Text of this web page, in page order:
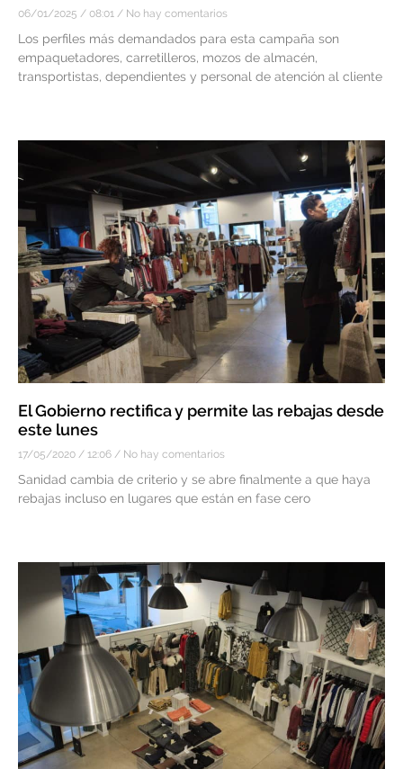
06/01/2025 08:01 No hay comentarios
Los perfiles más demandados para esta campaña son
empaquetadores, carretilleros, mozos de almacén,
transportistas, dependientes y personal de atención al cliente
El Gobierno rectifica y permite las rebajas desde
este lunes
17/05/2020 12:06 No hay comentarios
Sanidad cambia de criterio y se abre finalmente a que haya
rebajas incluso en lugares que están en fase cero